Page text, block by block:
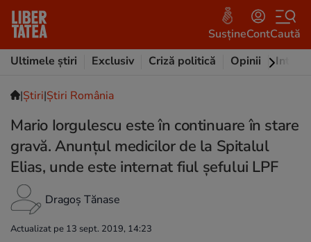
SusțineContCaută
Ultimele știri
Exclusiv Criză politică Opinii
|Ştiri|Știri România
Mario Iorgulescu este în continuare în stare
gravă. Anunțul medicilor de la Spitalul
Elias, unde este internat fiul șefului LPF
Dragoș Tănase
Actualizat pe 13 sept. 2019, 14:23